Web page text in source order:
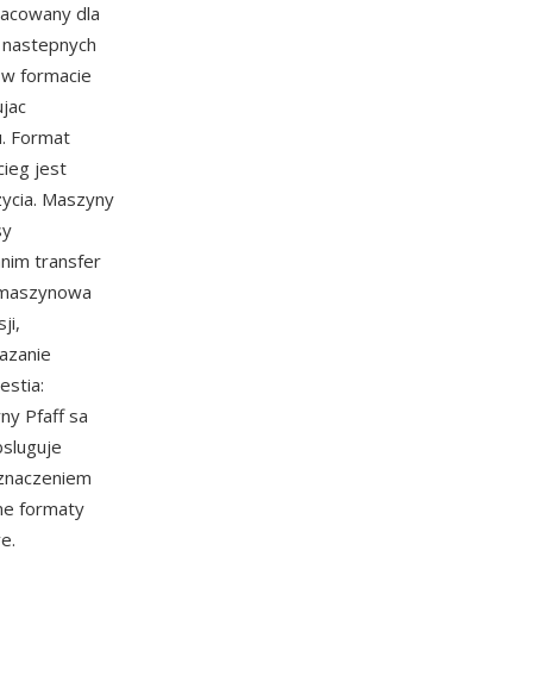
dla
formacie
Format
jest
Maszyny
transfer
Pfaff sa
formaty